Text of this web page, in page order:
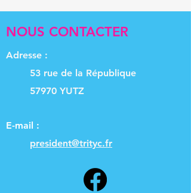
NOUS CONTACTER
Adresse :
53 rue de la République
57970 YUTZ
E-mail :
president@trityc.fr